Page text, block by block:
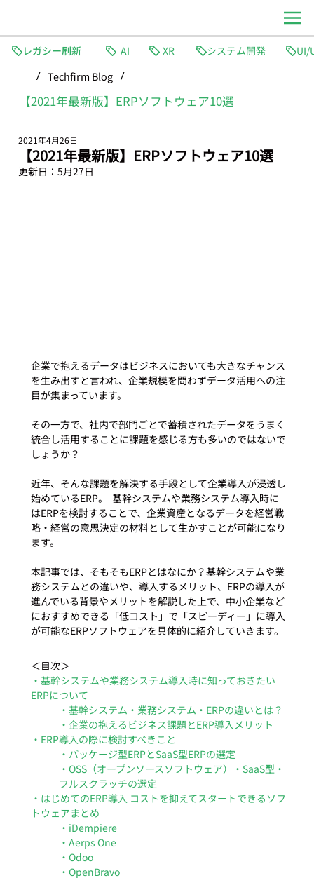
レガシー刷新 AI XR
システム開発
/ Techfirm Blog /
【2021年最新版】ERPソフトウェア10選
【2021年最新版】ERPソフトウェア10選
2021年4月26日
更新日： 5月27日
企業で抱えるデータはビジネスにおいても大きなチャンス
を生み出すと言われ、企業規模を問わずデータ活用への注
目が集まっています。
その一方で、社内で部門ごとで蓄積されたデータをうまく
統合し活用することに課題を感じる方も多いのではないで
しょうか？
近年、そんな課題を解決する手段として企業導入が浸透し
始めているERP。  基幹システムや業務システム導入時に
はERPを検討することで、企業資産となるデータを経営戦
略・経営の意思決定の材料として生かすことが可能になり
ます。
本記事では、そもそもERPとはなにか？基幹システムや業
務システムとの違いや、導入するメリット、ERPの導入が
進んでいる背景やメリットを解説した上で、中小企業など
におすすめできる「低コスト」で「スピーディー」に導入
が可能なERPソフトウェアを具体的に紹介していきます。
＜目次＞
・基幹システムや業務システム導入時に知っておきたい
ERPについて
・基幹システム・業務システム・ERPの違いとは？
・企業の抱えるビジネス課題とERP導入メリット
・ERP導入の際に検討すべきこと
・パッケージ型ERPとSaaS型ERPの選定
・OSS（オープンソースソフトウェア）・SaaS型・
フルスクラッチの選定
・はじめてのERP導入 コストを抑えてスタートできるソフ
トウェアまとめ
・iDempiere
・Aerps One
・Odoo
・OpenBravo